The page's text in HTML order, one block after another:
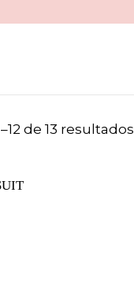
de 13 resultados